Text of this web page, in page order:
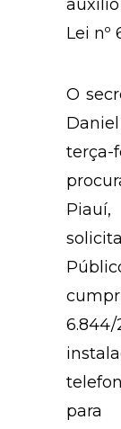
Lei nº
O